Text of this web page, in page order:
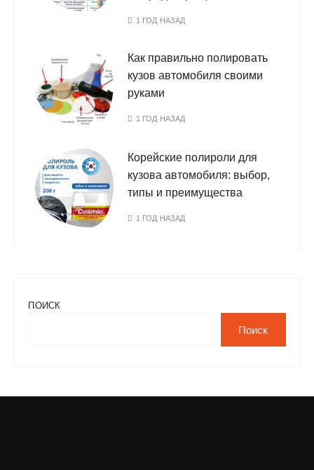
1 ГОД НАЗАД
Как правильно полировать
кузов автомобиля своими
руками
1 ГОД НАЗАД
Корейские полироли для
кузова автомобиля: выбор,
типы и преимущества
1 ГОД НАЗАД
ПОИСК
Поиск